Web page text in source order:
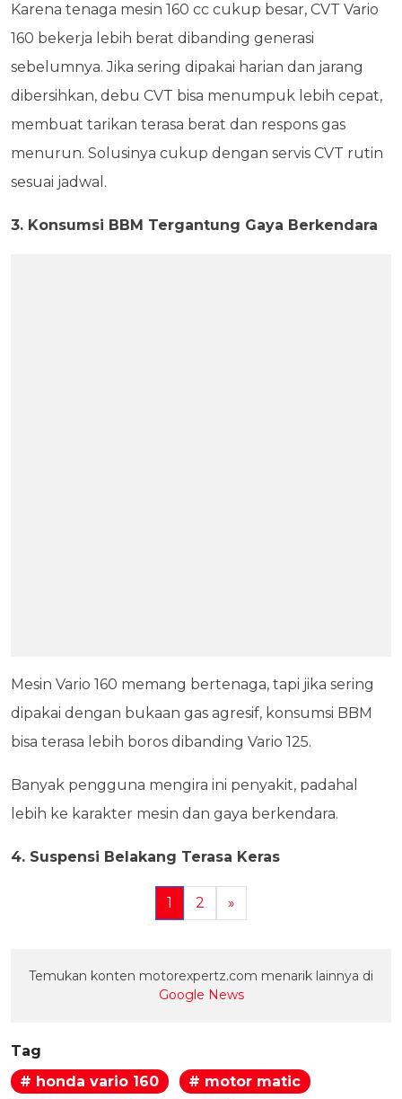
Karena tenaga mesin 160 cc cukup besar, CVT Vario
160 bekerja lebih berat dibanding generasi
sebelumnya. Jika sering dipakai harian dan jarang
dibersihkan, debu CVT bisa menumpuk lebih cepat,
membuat tarikan terasa berat dan respons gas
menurun. Solusinya cukup dengan servis CVT rutin
sesuai jadwal.
3. Konsumsi BBM Tergantung Gaya Berkendara
Mesin Vario 160 memang bertenaga, tapi jika sering
dipakai dengan bukaan gas agresif, konsumsi BBM
bisa terasa lebih boros dibanding Vario 125.
Banyak pengguna mengira ini penyakit, padahal
lebih ke karakter mesin dan gaya berkendara.
4. Suspensi Belakang Terasa Keras
1 2 »
Temukan konten motorexpertz.com menarik lainnya di
Google News
Tag
# honda vario 160
# motor matic